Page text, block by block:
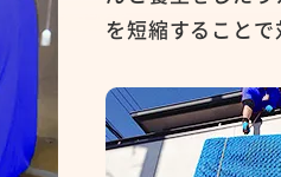
を短縮することで